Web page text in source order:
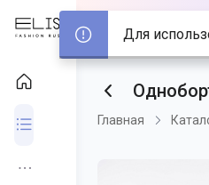
Главная
Для